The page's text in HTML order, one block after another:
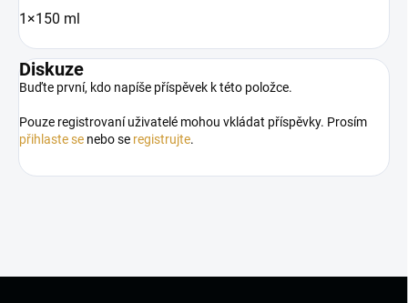
1×150 ml
Diskuze
Buďte první, kdo napíše příspěvek k této položce.
Pouze registrovaní uživatelé mohou vkládat příspěvky. Prosím
přihlaste se nebo se registrujte.